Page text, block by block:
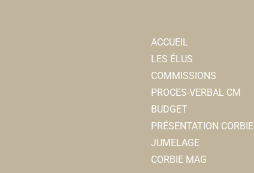
ACCUEIL
LES ÉLUS
COMMISSIONS
PROCES-VERBAL CM
BUDGET
PRÉSENTATION CORBIE
JUMELAGE
CORBIE MAG